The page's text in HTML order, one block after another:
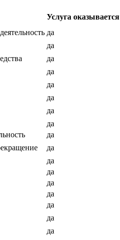
Услуга оказывается
да
да
да
да
да
да
да
да
да
да
да
да
да
да
да
да
да